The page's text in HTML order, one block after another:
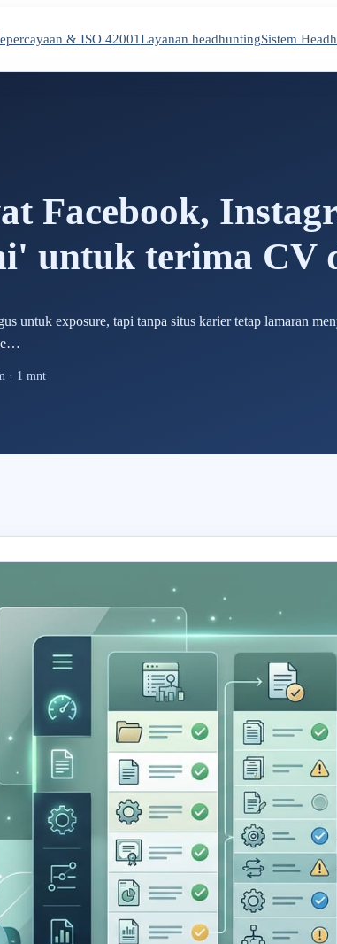
& ISO 42001Layanan headhuntingSistem
Facebook,
untuk terima CV
untuk exposure, tapi tanpa situs karier tetap lamaran
· 1 mnt